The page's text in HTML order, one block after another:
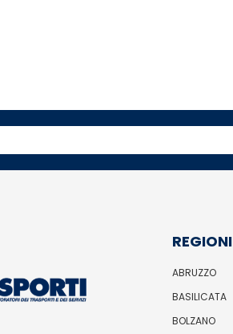
REGIONI
ABRUZZO
BASILICATA
BOLZANO